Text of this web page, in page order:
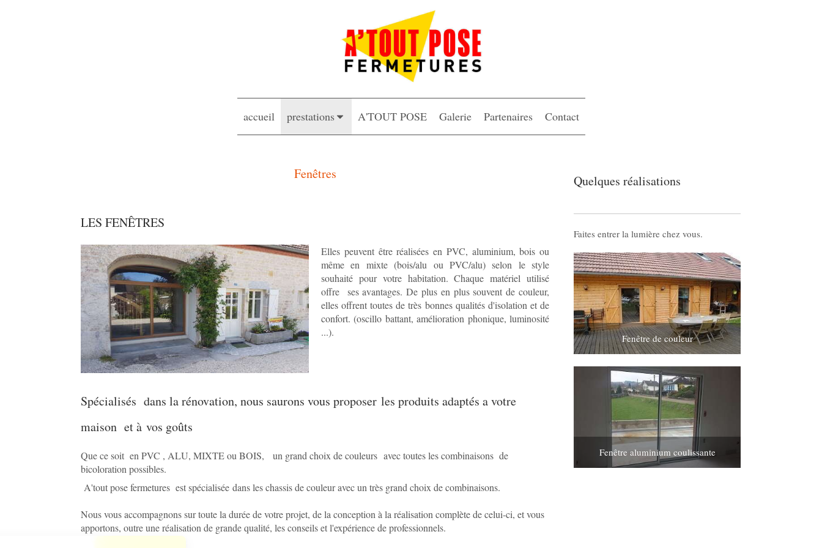
accueil prestations A'TOUT POSE Galerie Partenaires Contact
Fenêtres
LES FENÊTRES
Elles peuvent être réalisées en PVC, aluminium, bois ou
même en mixte (bois/alu ou PVC/alu) selon le style
souhaité pour votre habitation. Chaque matériel utilisé
offre ses avantages. De plus en plus souvent de couleur,
elles offrent toutes de très bonnes qualités d'isolation et de
confort. (oscillo battant, amélioration phonique, luminosité
...).
Spécialisés dans la rénovation, nous saurons vous proposer les produits adaptés a votre
maison et à vos goûts
Que ce soit en PVC , ALU, MIXTE ou BOIS, un grand choix de couleurs avec toutes les combinaisons de
bicoloration possibles.
A'tout pose fermetures est spécialisée dans les chassis de couleur avec un très grand choix de combinaisons.
Nous vous accompagnons sur toute la durée de votre projet, de la conception à la réalisation complète de celui-ci, et vous
apportons, outre une réalisation de grande qualité, les conseils et l'expérience de professionnels.
Quelques réalisations
Faites entrer la lumière chez vous.
Fenêtre de couleur
Fenêtre aluminium coulissante